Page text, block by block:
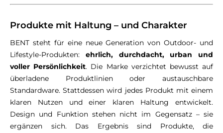
Produkte mit Haltung – und Charakter
BENT steht für eine neue Generation von Outdoor- und
Lifestyle-Produkten: ehrlich, durchdacht, urban und
voller Persönlichkeit. Die Marke verzichtet bewusst auf
überladene Produktlinien oder austauschbare
Standardware. Stattdessen wird jedes Produkt mit einem
klaren Nutzen und einer klaren Haltung entwickelt.
Design und Funktion stehen nicht im Gegensatz – sie
ergänzen sich. Das Ergebnis sind Produkte, die